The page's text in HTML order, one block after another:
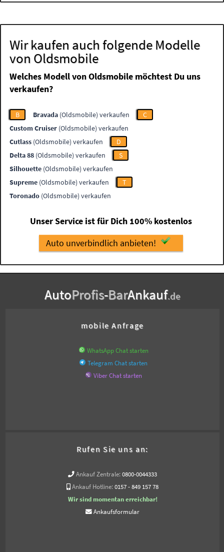
Wir kaufen auch folgende Modelle
von Oldsmobile
Welches Modell von Oldsmobile möchtest Du uns
verkaufen?
B Bravada (Oldsmobile) verkaufen
C
Custom Cruiser (Oldsmobile) verkaufen
Cutlass (Oldsmobile) verkaufen
D
Delta 88 (Oldsmobile) verkaufen
S
Silhouette (Oldsmobile) verkaufen
Supreme (Oldsmobile) verkaufen
T
Toronado (Oldsmobile) verkaufen
Unser Service ist für Dich 100% kostenlos
Auto unverbindlich anbieten!
AutoProfis-BarAnkauf.de
mobile Anfrage
WhatsApp Chat starten
Telegram Chat starten
Viber Chat starten
Rufen Sie uns an:
Ankauf Zentrale: 0800-0044333
Ankauf Hotline: 0157 - 849 157 78
Wir sind momentan erreichbar!
Ankaufsformular